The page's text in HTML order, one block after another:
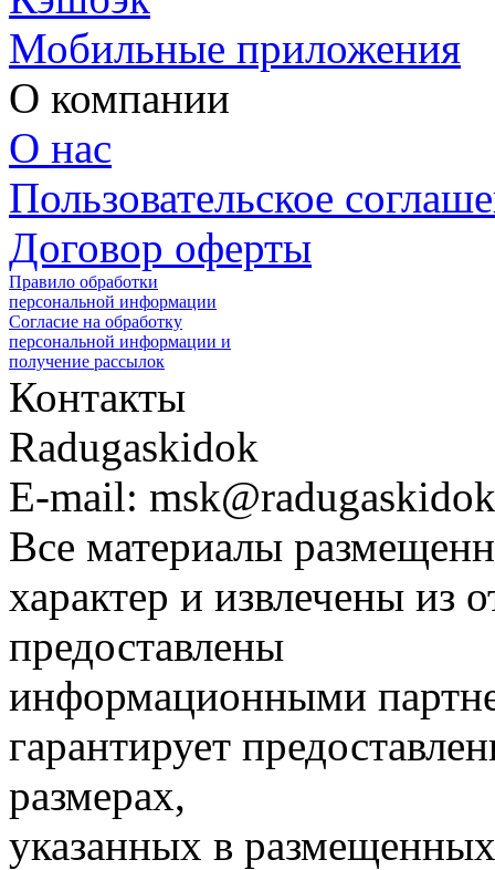
Мобильные приложения
О компании
О нас
Пользовательское
Договор оферты
Правило обработки
персональной информации
Согласие на обработку
персональной информации и
получение рассылок
Контакты
Radugaskidok
E-mail:
Все материалы
характер и извлечены из
предоставлены
информационными
гарантирует
размерах,
указанных в